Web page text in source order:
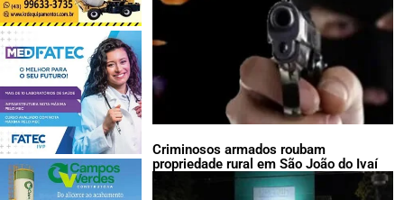
Criminosos armados roubam
propriedade rural em São João do Ivaí